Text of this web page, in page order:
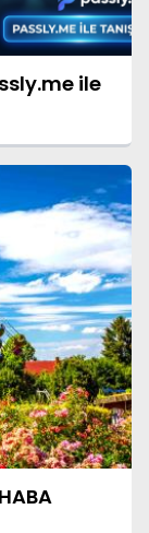
ile